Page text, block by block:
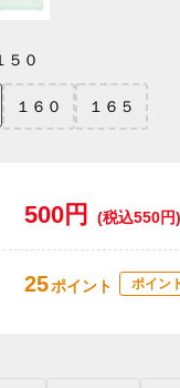
５０
１６０ １６５
500円 (税込550円)
25ポイント ポイン